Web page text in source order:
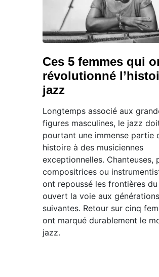
Ces 5 femmes qui
révolutionné
jazz
Longtemps associé aux
figures masculines, le jazz
pourtant une immense partie
histoire à des musiciennes
exceptionnelles. Chanteuses,
compositrices ou
ont repoussé les frontières
ouvert la voie aux générations
suivantes. Retour sur cinq
ont marqué durablement le
jazz.